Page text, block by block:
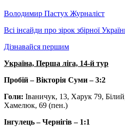
Володимир Пастух Журналіст
Всі інсайди про зірок збірної
Дізнавайся першим
Україна, Перша ліга, 14-й тур
Пробій – Вікторія Суми – 3:2
Голи: Іваничук, 13, Харук 79,
Хамелюк, 69 (пен.)
Інгулець – Чернігів – 1:1